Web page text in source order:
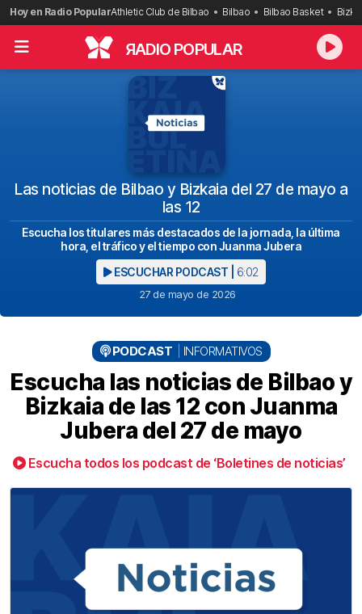
Saltar
al
contenido
Hoy en Radio PopularAthletic Club de Bilbao Bilbao Bilbao Basket
RADIO POPULAR
Las noticias de Bilbao y Bizkaia del 27 de mayo a
las 12
Escucha los titulares más destacados de la jornada, la última
hora, el tráfico y el tiempo con Juanma Jubera
ESCUCHAR PODCAST | 6:02
27 de mayo de 2026
PODCAST INFORMATIVOS
Escucha las noticias de Bilbao y
Bizkaia de las 12 con Juanma
Jubera del 27 de mayo
Escucha todos los podcast de ‘Boletines de noticias’